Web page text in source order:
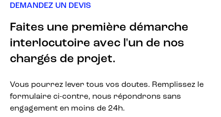
DEMANDEZ UN DEVIS
Faites une première démarche
interlocutoire avec l'un de nos
chargés de projet.
Vous pourrez lever tous vos doutes. Remplissez le
formulaire ci-contre, nous répondrons sans
engagement en moins de 24h.